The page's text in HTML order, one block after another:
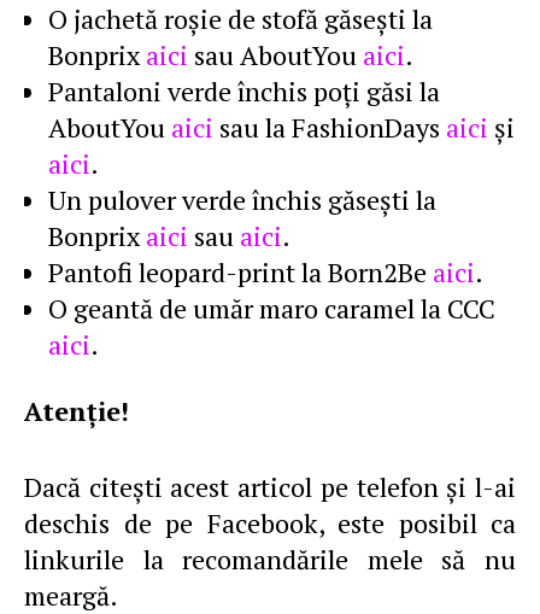
O jachetă roşie de stofă găseşti la
Bonprixaici sau AboutYou aici.
Pantaloni verde închis poţi găsi la
AboutYou aici sau la FashionDays aici şi
aici.
Un pulover verde închis găseşti la
Bonprixaici sau aici.
Pantofi leopard-print la Born2Be aici.
O geantă de umăr maro caramel la CCC
aici.
Atenţie!
Dacă citeşti acest articol pe telefon şi l-ai
deschis de pe Facebook, este posibil ca
linkurile la recomandările mele să nu
meargă.